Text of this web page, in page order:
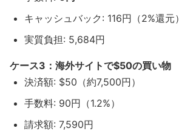
キャッシュバック: 116円（2%還元）
実質負担: 5,684円
ケース3：海外サイトで$50の買い物
決済額: $50（約7,500円）
手数料: 90円（1.2%）
請求額: 7,590円